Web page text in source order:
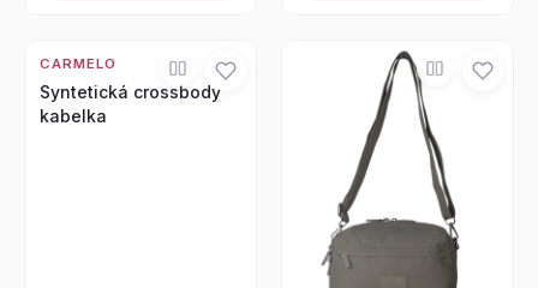
CARMELO
Syntetická crossbody
kabelka